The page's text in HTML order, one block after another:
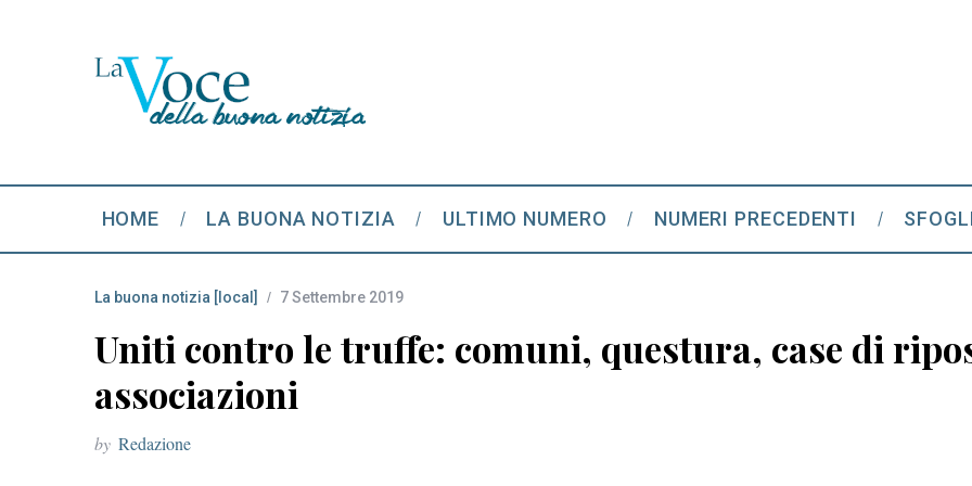
HOME LA BUONA NOTIZIA ULTIMO NUMERO NUMERI PRECEDENTI
La buona notizia [local] 7 Settembre 2019
Uniti contro le truffe: comuni, questura, case di
associazioni
by Redazione